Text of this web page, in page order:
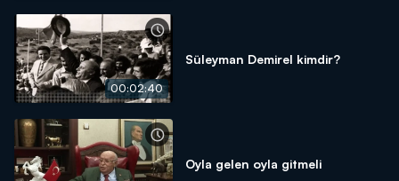
00:02:40
Süleyman Demirel kimdir?
Oyla gelen oyla gitmeli